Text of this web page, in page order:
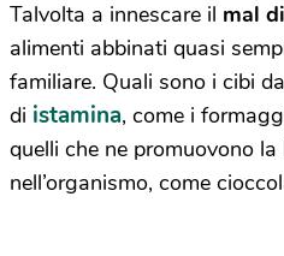
Talvolta a innescare il mal
alimenti abbinati quasi
familiare. Quali sono i cibi
di istamina, come i
quelli che ne promuovono la
nell’organismo, come